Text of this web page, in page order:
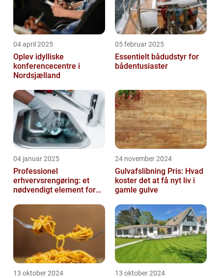
04 april 2025
Oplev idylliske
konferencecentre i
Nordsjælland
05 februar 2025
Essentielt bådudstyr for
bådentusiaster
04 januar 2025
Professionel
erhvervsrengøring: et
nødvendigt element for
24 november 2024
Gulvafslibning Pris: Hvad
koster det at få nyt liv i
gamle gulve
13 oktober 2024 13 oktober 2024